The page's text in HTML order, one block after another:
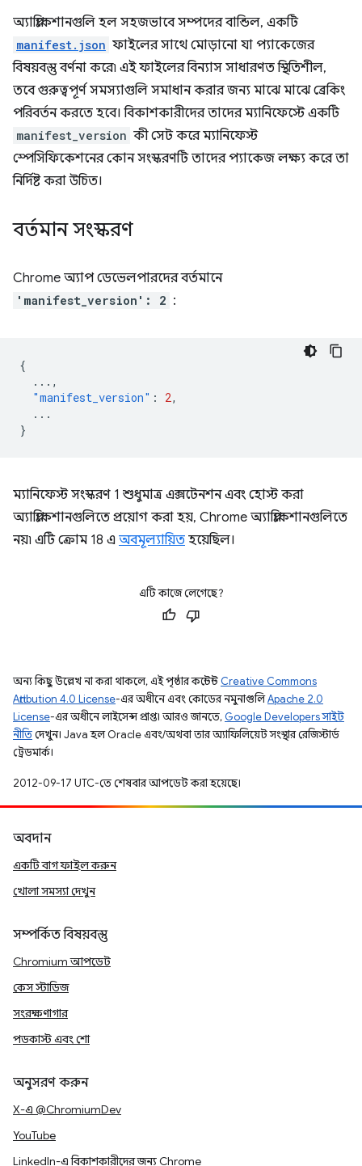
অ্যাপ্লিকেশানগুলি হল সহজভাবে সম্পদের বান্ডিল, একটি
manifest.json ফাইলের সাথে মোড়ানো যা প্যাকেজের
বিষয়বস্তু বর্ণনা করে৷ এই ফাইলের বিন্যাস সাধারণত স্থিতিশীল,
তবে গুরুত্বপূর্ণ সমস্যাগুলি সমাধান করার জন্য মাঝে মাঝে ব্রেকিং
পরিবর্তন করতে হবে। বিকাশকারীদের তাদের ম্যানিফেস্টে একটি
manifest_version কী সেট করে ম্যানিফেস্ট
স্পেসিফিকেশনের কোন সংস্করণটি তাদের প্যাকেজ লক্ষ্য করে তা
নির্দিষ্ট করা উচিত।
বর্তমান সংস্করণ
Chrome অ্যাপ ডেভেলপারদের বর্তমানে
'manifest_version': 2 :
{
... ,
"manifest_version" : 2,
...
}
ম্যানিফেস্ট সংস্করণ 1 শুধুমাত্র এক্সটেনশন এবং হোস্ট করা
অ্যাপ্লিকেশানগুলিতে প্রয়োগ করা হয়, Chrome অ্যাপ্লিকেশানগুলিতে
নয়৷ এটি ক্রোম 18 এ অবমূল্যায়িত হয়েছিল।
এটি কাজে লেগেছে?
অন্য কিছু উল্লেখ না করা থাকলে, এই পৃষ্ঠার কন্টেন্ট Creative Commons
Attribution 4.0 License-এর অধীনে এবং কোডের নমুনাগুলিApache 2.0
License-এর অধীনে লাইসেন্স প্রাপ্ত। আরও জানতে, Google Developers সাইট
নীতিদেখুন। Java হল Oracle এবং/অথবা তার অ্যাফিলিয়েট সংস্থার রেজিস্টার্ড
ট্রেডমার্ক।
2012-09-17 UTC-তে শেষবার আপডেট করা হয়েছে।
অবদান
একটি বাগ ফাইল করুন
খোলা সমস্যা দেখুন
সম্পর্কিত বিষয়বস্তু
Chromium আপডেট
কেস স্টাডিজ
সংরক্ষণাগার
পডকাস্ট এবং শো
অনুসরণ করুন
X-এ @ChromiumDev
YouTube
LinkedIn-এ বিকাশকারীদের জন্য Chrome